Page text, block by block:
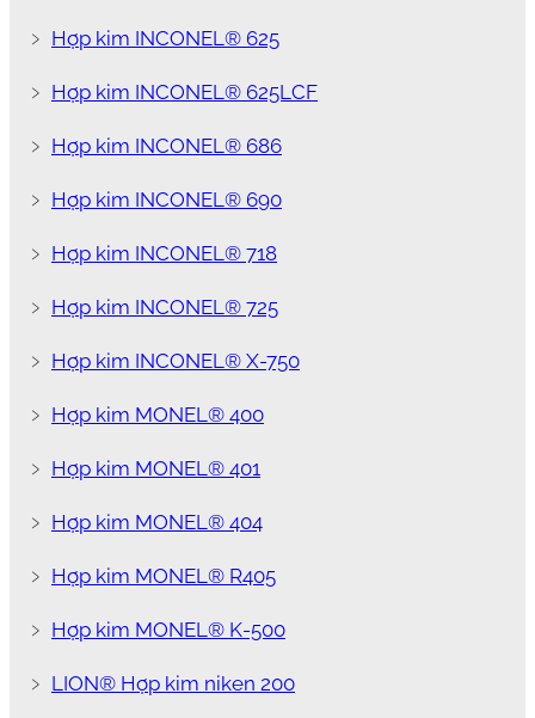
﹥ Hợp kim INCONEL® 625
﹥ Hợp kim INCONEL® 625LCF
﹥ Hợp kim INCONEL® 686
﹥ Hợp kim INCONEL® 690
﹥ Hợp kim INCONEL® 718
﹥ Hợp kim INCONEL® 725
﹥ Hợp kim INCONEL® X-750
﹥ Hợp kim MONEL® 400
﹥ Hợp kim MONEL® 401
﹥ Hợp kim MONEL® 404
﹥ Hợp kim MONEL® R405
﹥ Hợp kim MONEL® K-500
﹥ LION® Hợp kim niken 200